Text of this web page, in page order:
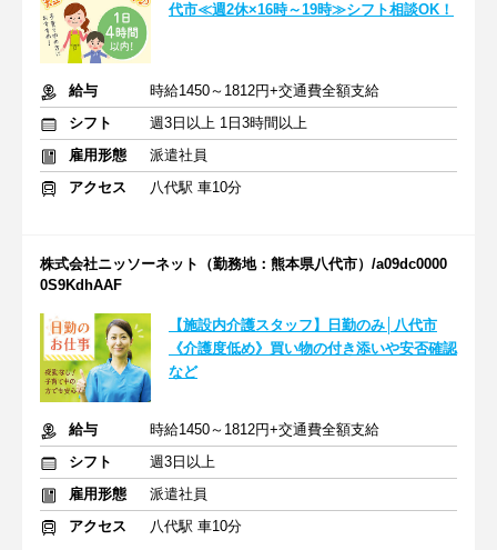
代市≪週2休×16時～19時≫シフト相談OK！
給与
時給1450～1812円+交通費全額支給
シフト
週3日以上 1日3時間以上
雇用形態
派遣社員
アクセス
八代駅 車10分
株式会社ニッソーネット（勤務地：熊本県八代市）/a09dc0000
0S9KdhAAF
【施設内介護スタッフ】日勤のみ│八代市
《介護度低め》買い物の付き添いや安否確認
など
給与
時給1450～1812円+交通費全額支給
シフト
週3日以上
雇用形態
派遣社員
アクセス
八代駅 車10分